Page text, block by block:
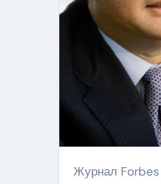
Журнал Forbes наблюдает за богатейшими бизнесменами Казахстана и ведет их рейтинг. Составлять